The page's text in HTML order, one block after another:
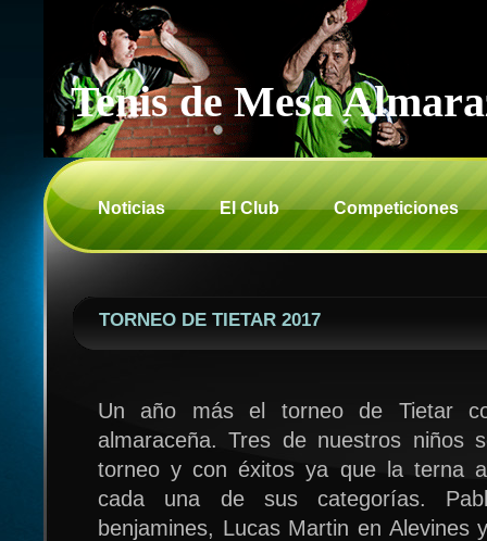
Tenis de Mesa
Noticias El Club Competiciones
TORNEO DE TIETAR 2017
Un año más el torneo de Tietar
almaraceña. Tres de nuestros niños
torneo y con éxitos ya que la terna
cada una de sus categorías.
benjamines, Lucas Martin en Alevines